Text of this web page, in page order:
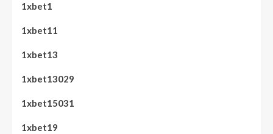
1xbet1
1xbet11
1xbet13
1xbet13029
1xbet15031
1xbet19